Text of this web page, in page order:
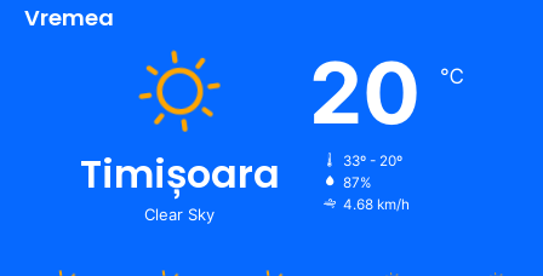
Vremea
Timișoara
Clear Sky
20 ℃
33º - 20º
87%
4.68 km/h